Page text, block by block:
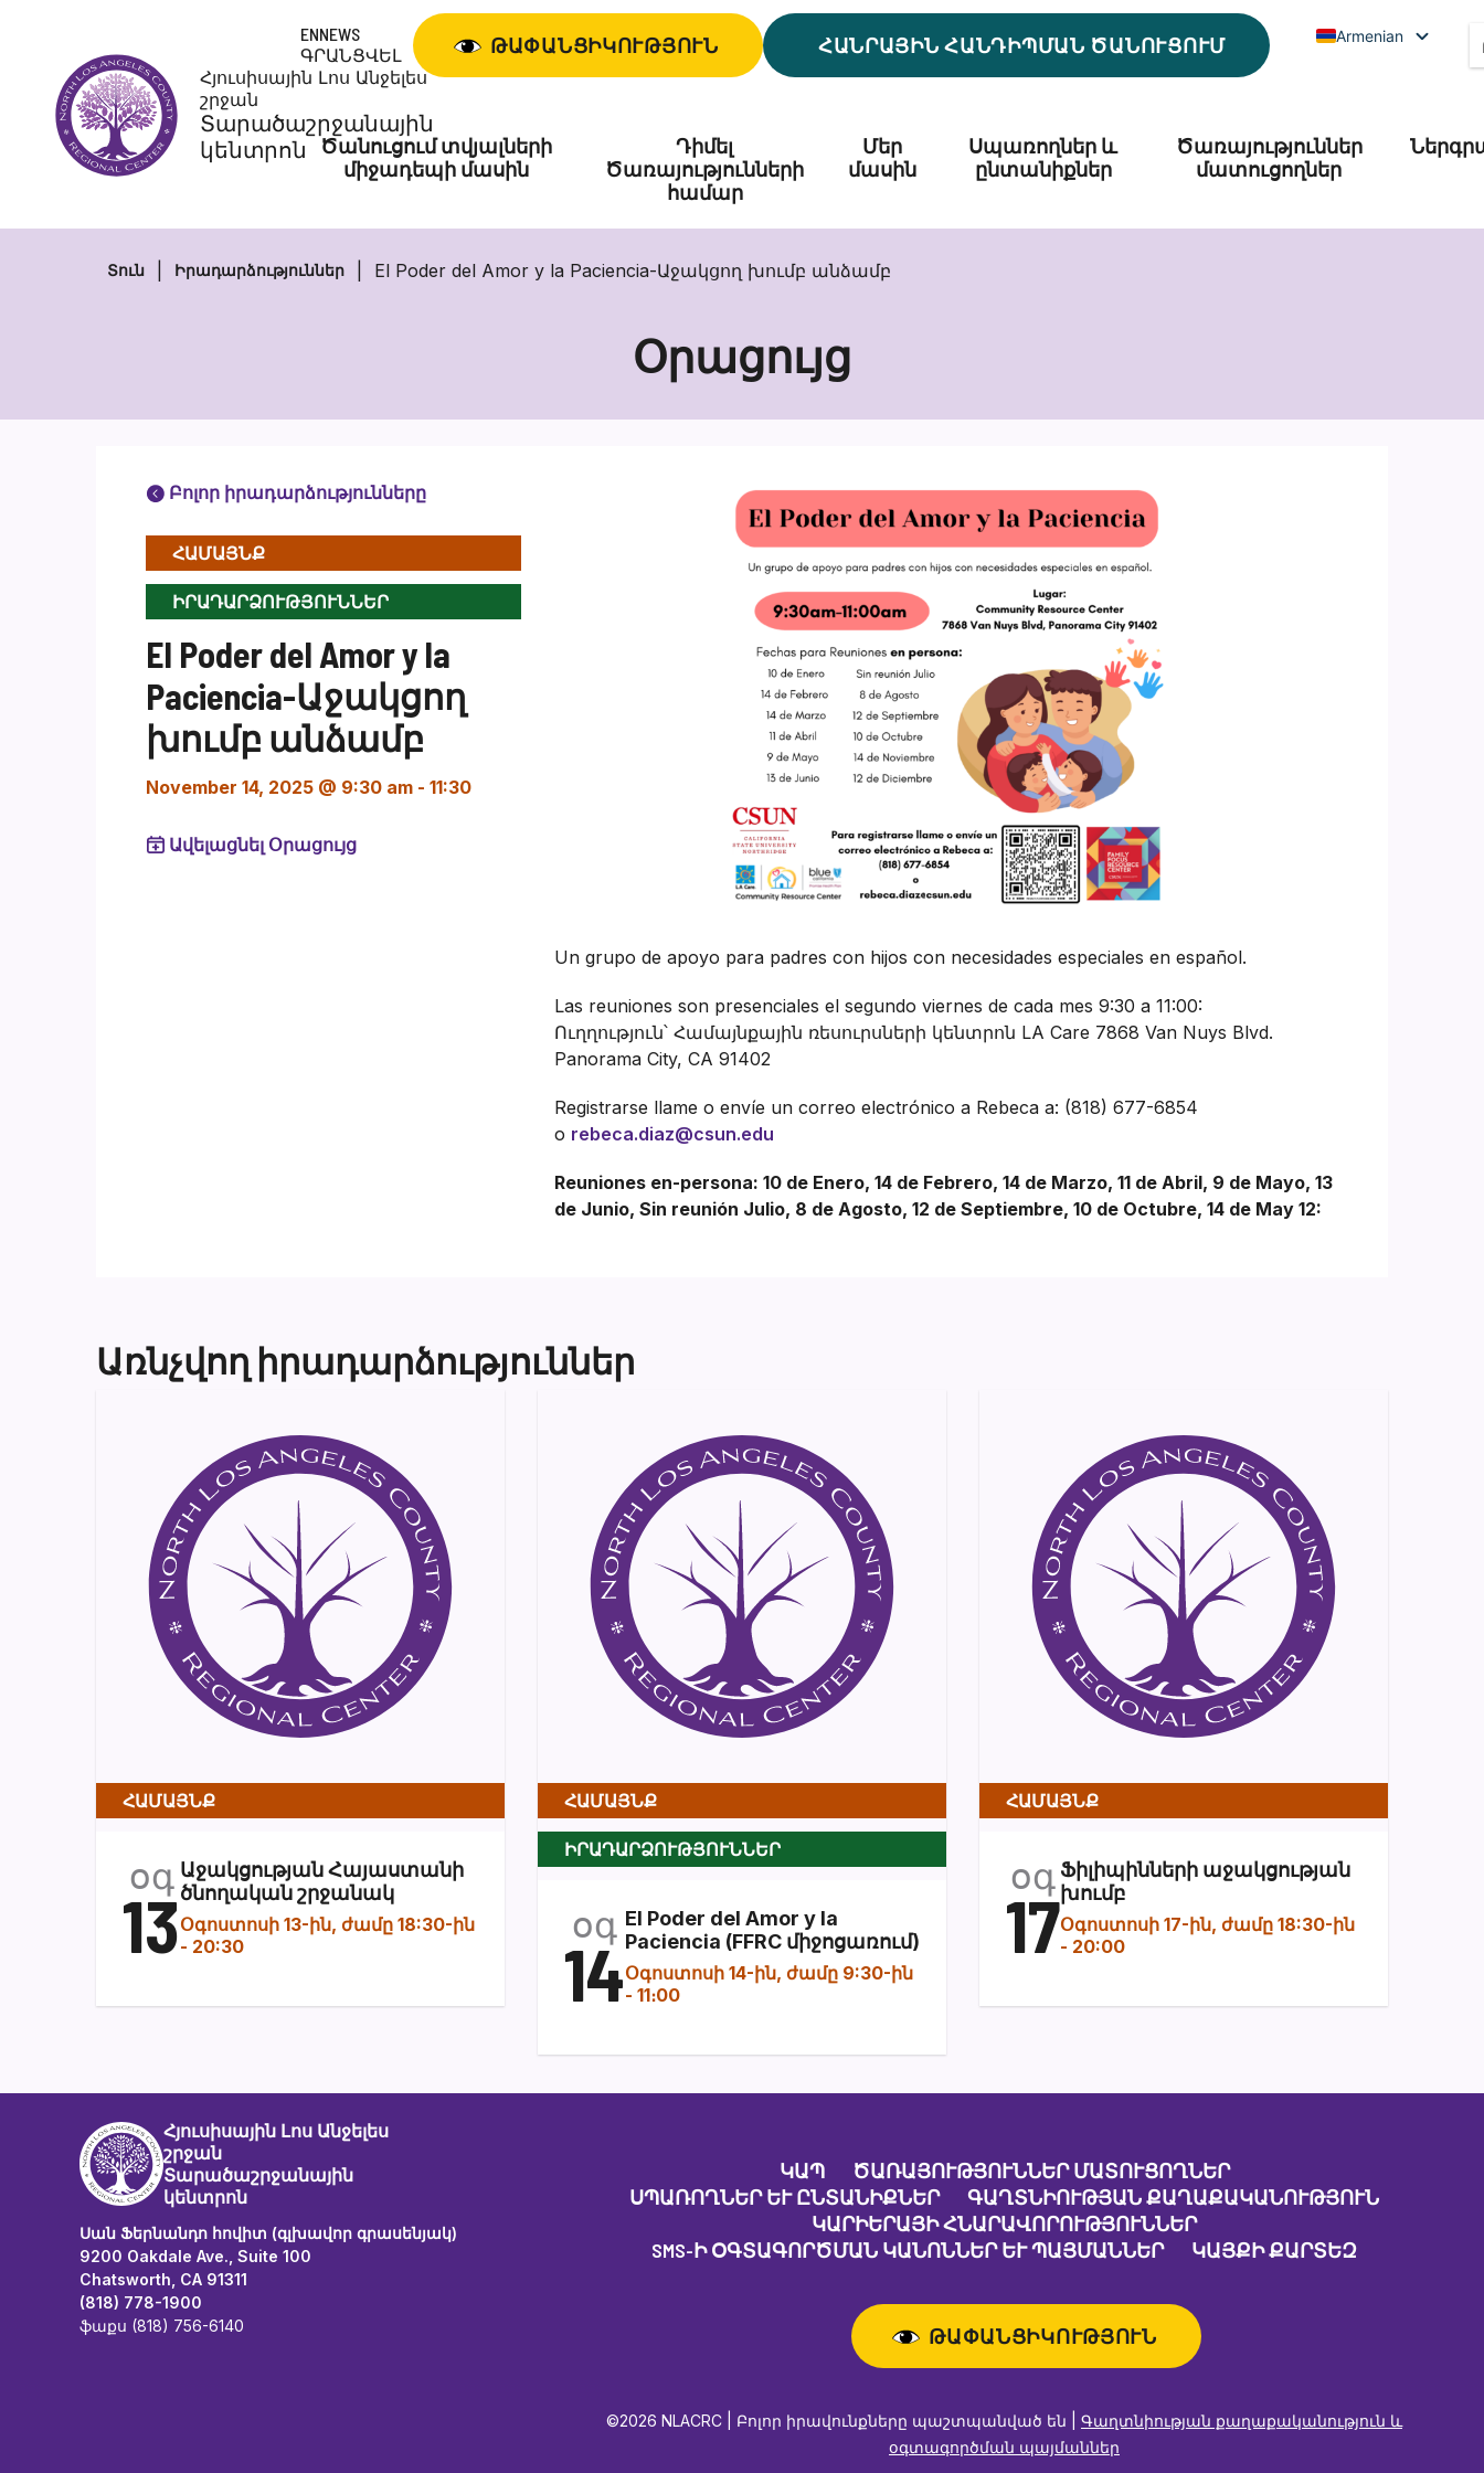
Հյուսիսային Լոս Անջելես
շրջան
Տարածաշրջանային
կենտրոն
ENNEWS
ԳՐԱՆՑՎԵԼ
ԹԱՓԱՆՑԻԿՈՒԹՅՈՒՆ ՀԱՆՐԱՅԻՆ ՀԱՆԴԻՊՄԱՆ ԾԱՆՈՒՑՈՒՄ Armenian
Ծանուցում տվյալների
միջադեպի մասին
Դիմել
Ծառայությունների
համար
Մեր
մասին
Սպառողներ և
ընտանիքներ
Ծառայություններ
մատուցողներ
Տուն Իրադարձություններ El Poder del Amor y la Paciencia-Աջակցող խումբ անձամբ
Օրացույց
Բոլոր իրադարձությունները
ՀԱՄԱՅՆՔ
ԻՐԱԴԱՐՁՈՒԹՅՈՒՆՆԵՐ
El Poder del Amor y la
Paciencia-Աջակցող
խումբ անձամբ
November 14, 2025 @ 9:30 am - 11:30
Ավելացնել Օրացույց
Un grupo de apoyo para padres con hijos con necesidades especiales en español.
Las reuniones son presenciales el segundo viernes de cada mes 9:30 a 11:00:
Ուղղություն՝ Համայնքային ռեսուրսների կենտրոն LA Care 7868 Van Nuys Blvd.
Panorama City, CA 91402
Registrarse llame o envíe un correo electrónico a Rebeca a: (818) 677-6854
o rebeca.diaz@csun.edu
Reuniones en-persona: 10 de Enero, 14 de Febrero, 14 de Marzo, 11 de Abril, 9 de Mayo, 13
de Junio, Sin reunión Julio, 8 de Agosto, 12 de Septiembre, 10 de Octubre, 14 de May 12:
Առնչվող իրադարձություններ
ՀԱՄԱՅՆՔ
օգ
13
Աջակցության Հայաստանի
ծնողական շրջանակ
Օգոստոսի 13-ին, ժամը 18:30-ին
- 20:30
ՀԱՄԱՅՆՔ
ԻՐԱԴԱՐՁՈՒԹՅՈՒՆՆԵՐ
օգ
14
El Poder del Amor y la
Paciencia (FFRC միջոցառում)
Օգոստոսի 14-ին, ժամը 9:30-ին
- 11։00
ՀԱՄԱՅՆՔ
օգ
17
Ֆիլիպինների աջակցության
խումբ
Օգոստոսի 17-ին, ժամը 18:30-ին
- 20:00
Հյուսիսային Լոս Անջելես
շրջան
Տարածաշրջանային
կենտրոն
Սան Ֆերնանդո հովիտ (գլխավոր գրասենյակ)
9200 Oakdale Ave., Suite 100
Chatsworth, CA 91311
(818) 778-1900
ֆաքս (818) 756-6140
ԿԱՊ
ԾԱՌԱՅՈՒԹՅՈՒՆՆԵՐ ՄԱՏՈՒՑՈՂՆԵՐ
ՍՊԱՌՈՂՆԵՐ ԵՒ ԸՆՏԱՆԻՔՆԵՐ
ԳԱՂՏՆԻՈՒԹՅԱՆ ՔԱՂԱՔԱԿԱՆՈՒԹՅՈՒՆ
ԿԱՐԻԵՐԱՅԻ ՀՆԱՐԱՎՈՐՈՒԹՅՈՒՆՆԵՐ
SMS-Ի ՕԳՏԱԳՈՐԾՄԱՆ ԿԱՆՈՆՆԵՐ ԵՒ ՊԱՅՄԱՆՆԵՐ
ԿԱՅՔԻ ՔԱՐՏԵԶ
ԹԱՓԱՆՑԻԿՈՒԹՅՈՒՆ
©2026 NLACRC | Բոլոր իրավունքները պաշտպանված են | Գաղտնիության քաղաքականություն և
օգտագործման պայմաններ